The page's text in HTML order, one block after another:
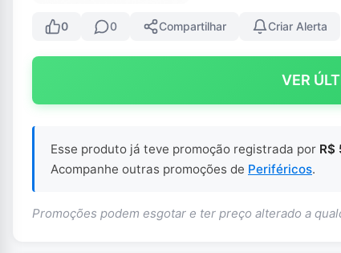
0 0 Compartilhar Criar Alerta
VER
Esse produto já teve promoção registrada por R$
Acompanhe outras promoções de Periféricos.
Promoções podem esgotar e ter preço alterado a